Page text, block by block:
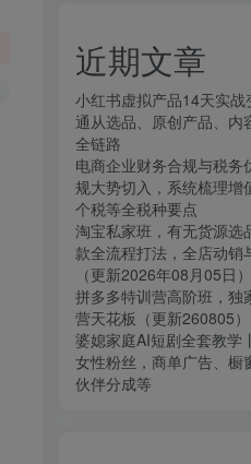
近期文章
小红书虚拟产品14天实
通从选品、原创产品、内
全链路
电商企业财务合规与税务
规大势切入，系统梳理增
个税等全税种要点
淘宝私家班，有无货源选
款全流程打法，全店动销
（更新2026年08月05日）
拼多多特训营高阶班，独
营天花板（更新260805）
婆媳家庭AI短剧全套教学
女性粉丝，商单广告、橱
伙伴分成等